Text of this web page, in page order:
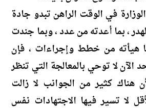
في الوقت الراهن تبدو جادة
، بما أعدته من عدد ، وبما جندت
هيأته من خطط وإجراءات ، فإن
الآن لا توحي بالمعالجة التي تنظر
هناك كثير من الجوانب لا زالت
لا تسير فيها الاجتهادات نفس